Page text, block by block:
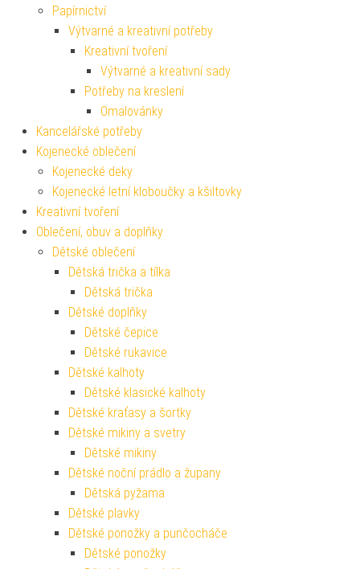
Papírnictví
Výtvarné a kreativní potřeby
Kreativní tvoření
Výtvarné a kreativní sady
Potřeby na kreslení
Omalovánky
Kancelářské potřeby
Kojenecké oblečení
Kojenecké deky
Kojenecké letní kloboučky a kšiltovky
Kreativní tvoření
Oblečení, obuv a doplňky
Dětské oblečení
Dětská trička a tílka
Dětská trička
Dětské doplňky
Dětské čepice
Dětské rukavice
Dětské kalhoty
Dětské klasické kalhoty
Dětské kraťasy a šortky
Dětské mikiny a svetry
Dětské mikiny
Dětské noční prádlo a župany
Dětská pyžama
Dětské plavky
Dětské ponožky a punčocháče
Dětské ponožky